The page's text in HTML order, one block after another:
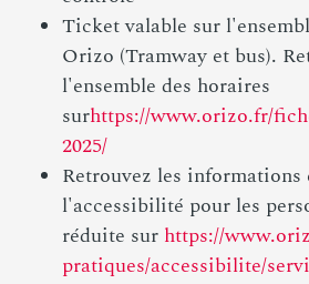
Ticket valable sur
Orizo (Tramway et bus).
l'ensemble des horaires
surhttps://www.orizo.fr/
2025/
Retrouvez les informations
l'accessibilité pour les
réduite sur https://
pratiques/accessibilite/